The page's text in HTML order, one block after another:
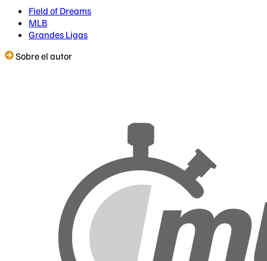
Field of Dreams
MLB
Grandes Ligas
Sobre el autor